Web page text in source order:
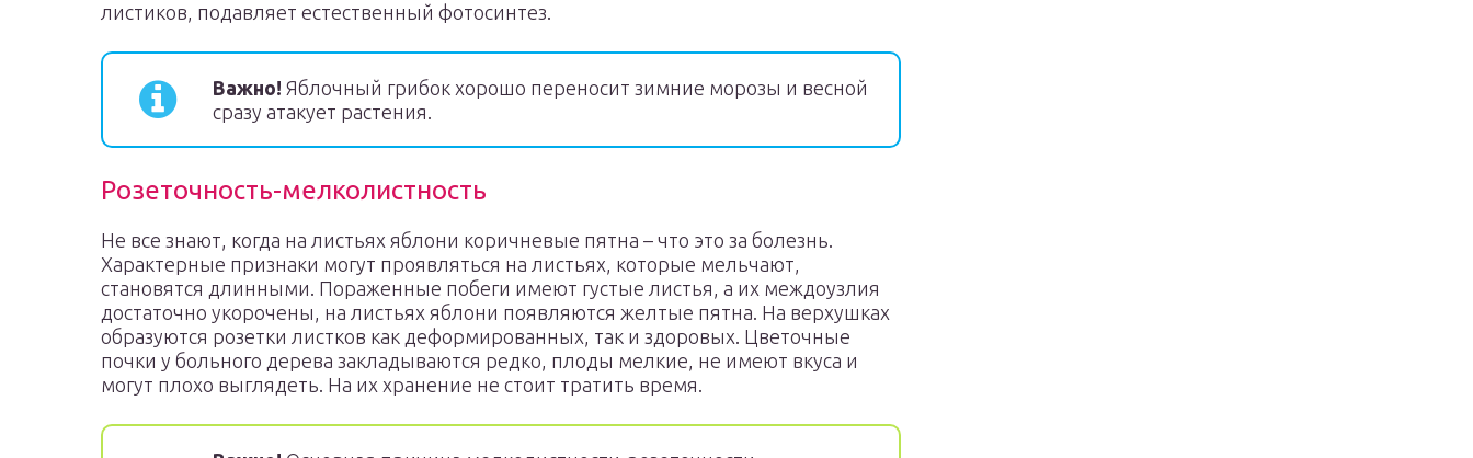
листиков, подавляет естественный фотосинтез.
Важно! Яблочный грибок хорошо переносит зимние морозы и весной
сразу атакует растения.
Розеточность-мелколистность
Не все знают, когда на листьях яблони коричневые пятна – что это за болезнь.
Характерные признаки могут проявляться на листьях, которые мельчают,
становятся длинными. Пораженные побеги имеют густые листья, а их междоузлия
достаточно укорочены, на листьях яблони появляются желтые пятна. На верхушках
образуются розетки листков как деформированных, так и здоровых. Цветочные
почки у больного дерева закладываются редко, плоды мелкие, не имеют вкуса и
могут плохо выглядеть. На их хранение не стоит тратить время.